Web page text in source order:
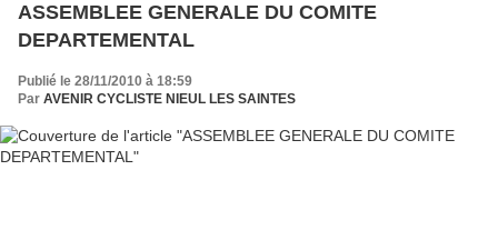
ASSEMBLEE GENERALE DU COMITE
DEPARTEMENTAL
Publié le 28/11/2010 à 18:59
Par AVENIR CYCLISTE NIEUL LES SAINTES